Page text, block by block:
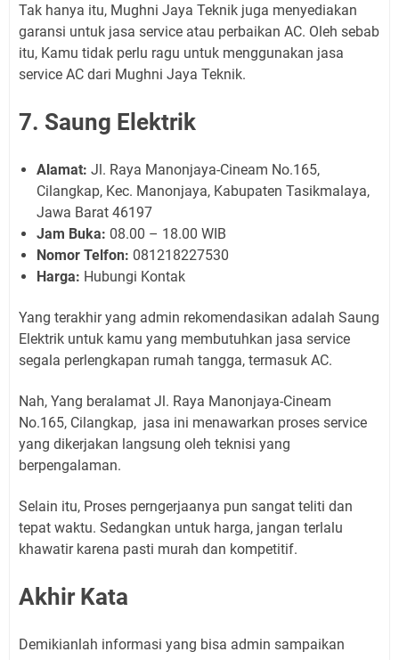
Tak hanya itu, Mughni Jaya Teknik juga menyediakan
garansi untuk jasa service atau perbaikan AC. Oleh sebab
itu, Kamu tidak perlu ragu untuk menggunakan jasa
service AC dari Mughni Jaya Teknik.
7. Saung Elektrik
Alamat: Jl. Raya Manonjaya-Cineam No.165,
Cilangkap, Kec. Manonjaya, Kabupaten Tasikmalaya,
Jawa Barat 46197
Jam Buka: 08.00 – 18.00 WIB
Nomor Telfon: 081218227530
Harga: Hubungi Kontak
Yang terakhir yang admin rekomendasikan adalah Saung
Elektrik untuk kamu yang membutuhkan jasa service
segala perlengkapan rumah tangga, termasuk AC.
Nah, Yang beralamat Jl. Raya Manonjaya-Cineam
No.165, Cilangkap, jasa ini menawarkan proses service
yang dikerjakan langsung oleh teknisi yang
berpengalaman.
Selain itu, Proses perngerjaanya pun sangat teliti dan
tepat waktu. Sedangkan untuk harga, jangan terlalu
khawatir karena pasti murah dan kompetitif.
Akhir Kata
Demikianlah informasi yang bisa admin sampaikan